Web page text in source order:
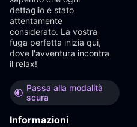
dettaglio è stato
attentamente
considerato. La vostra
fuga perfetta inizia qui,
dove l'avventura incontra
il relax!
Passa alla modalità
scura
Informazioni